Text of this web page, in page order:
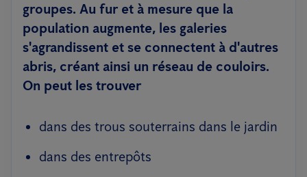
groupes. Au fur et à mesure que la
population augmente, les galeries
s'agrandissent et se connectent à d'autres
abris, créant ainsi un réseau de couloirs.
On peut les trouver
dans des trous souterrains dans le jardin
dans des entrepôts